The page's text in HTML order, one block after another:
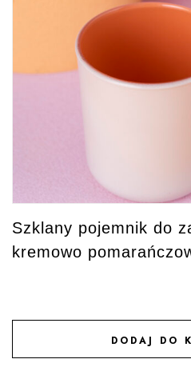
Szklany pojemnik do
kremowo
DODAJ DO
DODAJ DO